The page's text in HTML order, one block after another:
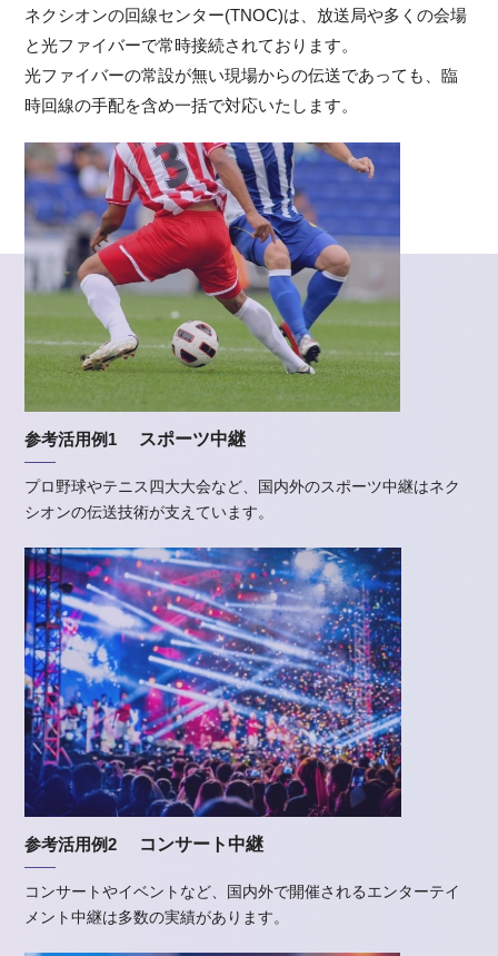
ネクシオンの回線センター(TNOC)は、放送局や多くの会場
と光ファイバーで常時接続されております。
光ファイバーの常設が無い現場からの伝送であっても、臨
時回線の手配を含め一括で対応いたします。
参考活用例1 スポーツ中継
プロ野球やテニス四大大会など、国内外のスポーツ中継はネク
シオンの伝送技術が支えています。
参考活用例2 コンサート中継
コンサートやイベントなど、国内外で開催されるエンターテイ
メント中継は多数の実績があります。